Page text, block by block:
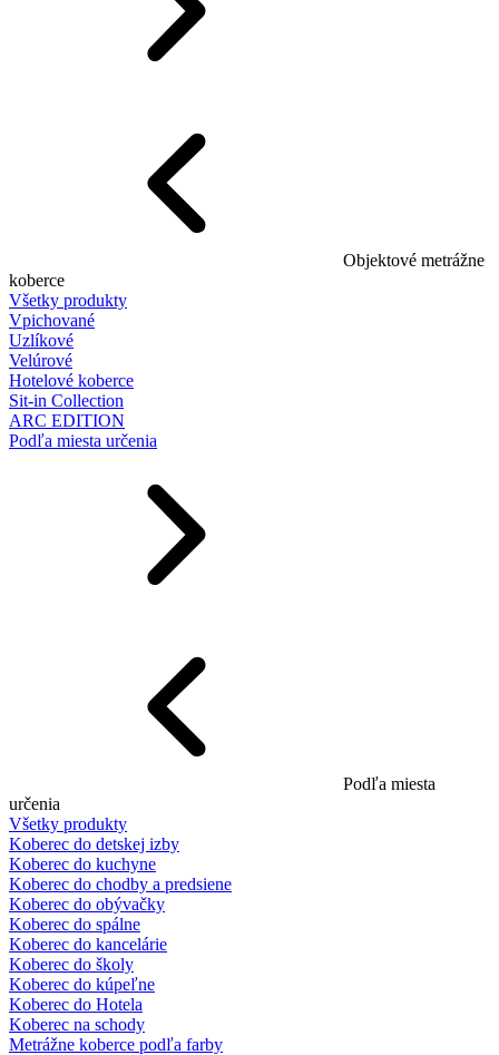
Objektové metrážne
koberce
Všetky produkty
Vpichované
Uzlíkové
Velúrové
Hotelové koberce
Sit-in Collection
ARC EDITION
Podľa miesta určenia
Podľa miesta
určenia
Všetky produkty
Koberec do detskej izby
Koberec do kuchyne
Koberec do chodby a predsiene
Koberec do obývačky
Koberec do spálne
Koberec do kancelárie
Koberec do školy
Koberec do kúpeľne
Koberec do Hotela
Koberec na schody
Metrážne koberce podľa farby